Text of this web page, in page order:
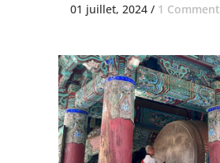
01 juillet, 2024 / 1 Comment